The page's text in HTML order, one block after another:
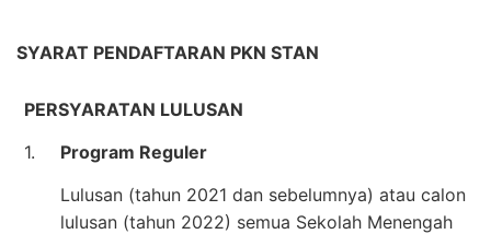
SYARAT PENDAFTARAN PKN STAN
PERSYARATAN LULUSAN
1.
Program Reguler
Lulusan (tahun 2021 dan sebelumnya) atau calon
lulusan (tahun 2022) semua Sekolah Menengah